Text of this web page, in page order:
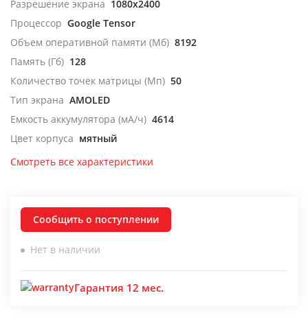
Разрешение экрана 1080x2400
Процессор Google Tensor
Объем оперативной памяти (Мб) 8192
Память (Гб) 128
Количество точек матрицы (Мп) 50
Тип экрана AMOLED
Емкость аккумулятора (мА/ч) 4614
Цвет корпуса мятный
Смотреть все характеристики
Сообщить о поступлении
Нет в наличии
Гарантия 12 мес.